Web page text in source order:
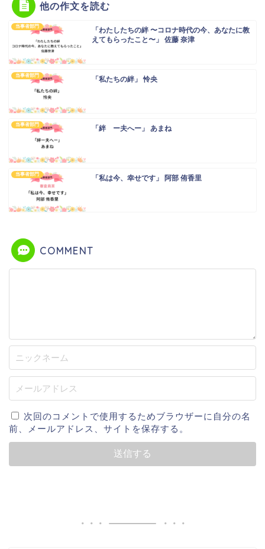
他の作文を読む
当事者部門
「わたしたちの絆 〜コロナ時代の今、あなたに教
えてもらったこと〜」 佐藤 奈津
当事者部門 「私たちの絆」 怜央
当事者部門 「絆 ー夫へー」 あまね
当事者部門 「私は今、幸せです」 阿部 侑香里
COMMENT
次回のコメントで使用するためブラウザーに自分の名
前、メールアドレス、サイトを保存する。